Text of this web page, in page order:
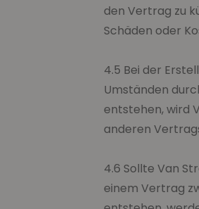
den Vertrag zu
Schäden oder
4.5 Bei der
Umständen
entstehen, wird
anderen
4.6 Sollte Van
einem Vertrag